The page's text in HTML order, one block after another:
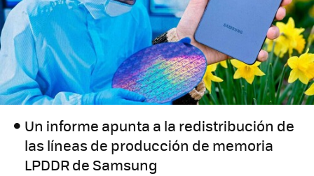
Un informe apunta a la redistribución de
las líneas de producción de memoria
LPDDR de Samsung